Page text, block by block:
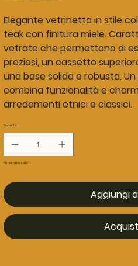
Elegante vetrinetta in stile
teak con finitura miele.
vetrate che permettono di
preziosi, un cassetto
una base solida e robusta.
combina funzionalità e
arredamenti etnici e classici.
Quantità
Ne restano solo: 1
Aggiungi